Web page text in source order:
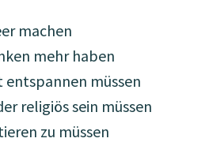
machen
mehr haben
müssen
religiös sein müssen
zu müssen